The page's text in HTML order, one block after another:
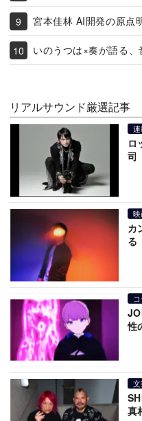
宮本佳林 AI開発の原点
いのうつは×奏が語る
リアルサウンド厳選記事
ロ
司
カ
る
性
真